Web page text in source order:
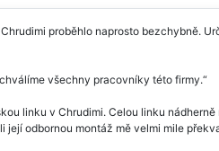
proběhlo naprosto bezchybně.
všechny pracovníky této firmy.
linku v Chrudimi. Celou linku nádherně
odbornou montáž mě velmi mile